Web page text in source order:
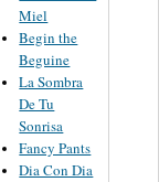
Miel
Begin the
Beguine
La Sombra
De Tu
Sonrisa
Fancy Pants
Dia Con Dia